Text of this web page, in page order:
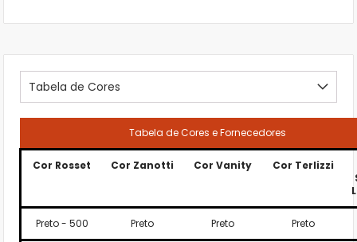
Tabela de Cores
Tabela de Cores e Fornecedores
Cor Rosset Cor Zanotti Cor Vanity
Cor Terlizzi
Preto - 500 Preto Preto Preto